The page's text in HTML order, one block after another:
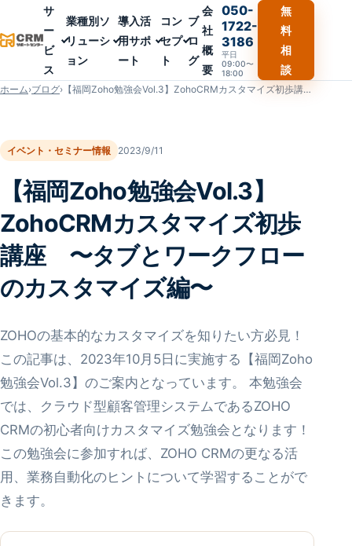
サ
ー
ビ
ス
業種別ソ
リューシ
ョン
導入活
用サポ
ート
コン
セプ
ト
ブ
ロ
グ
会
社
概
要
050-
1722-
3186
平日
09:00〜
18:00
無
料
相
談
ホーム›ブログ› 【福岡Zoho勉強会Vol.3】ZohoCRMカスタマイズ初歩講座 〜タブとワークフローのカスタマイズ編〜
イベント・セミナー情報 2023/9/11
【福岡Zoho勉強会Vol.3】
ZohoCRMカスタマイズ初歩
講座 〜タブとワークフロー
のカスタマイズ編〜
ZOHOの基本的なカスタマイズを知りたい方必見！
この記事は、2023年10月5日に実施する【福岡Zoho
勉強会Vol.3】のご案内となっています。 本勉強会
では、クラウド型顧客管理システムであるZOHO
CRMの初心者向けカスタマイズ勉強会となります！
この勉強会に参加すれば、ZOHO CRMの更なる活
用、業務自動化のヒントについて学習することがで
きます。